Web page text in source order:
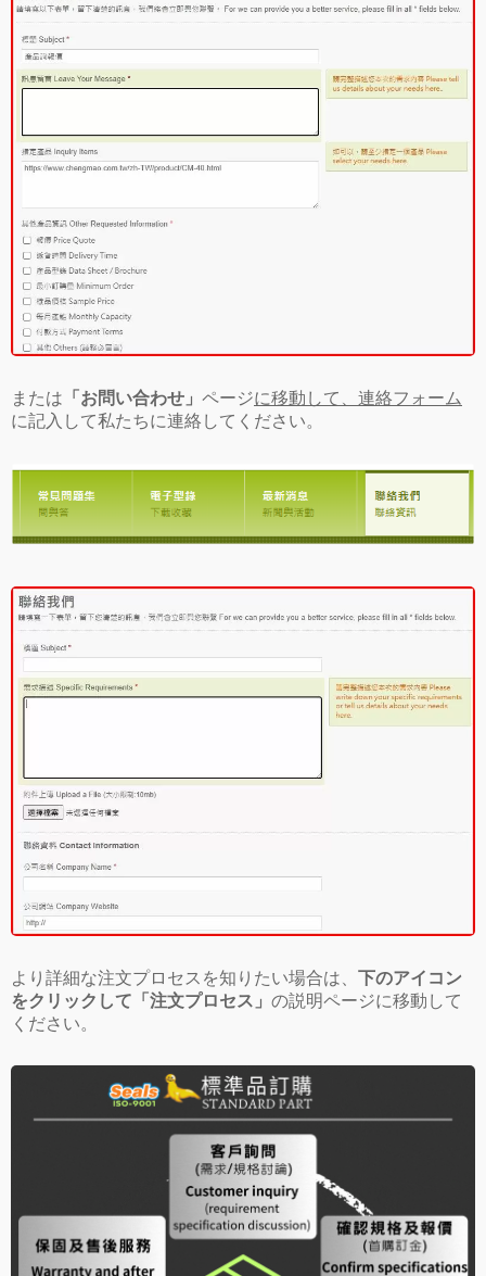
または 「お問い合わせ」 ページに移動して、連絡フォーム
に記入して私たちに連絡してください。
より詳細な注文プロセスを知りたい場合は、 下のアイコン
をクリックして「注文プロセス」 の説明ページに移動して
ください。